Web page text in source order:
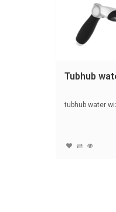
Tubhub
tubhub water